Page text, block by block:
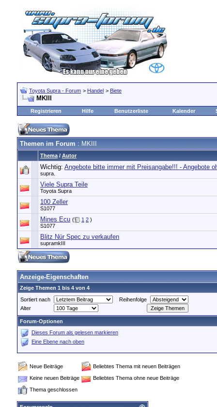
Toyota Supra - Forum > Handel > Biete
MKIII
Registrieren Hilfe Benutzerliste Kalender
Themen im Forum : MKIII
Thema / Autor
Wichtig: Angebote bitte immer mit Preisangabe!!! - Angebote
supra.
Viele Supra Teile
Toyota Supra
100 Zeller
S1077
Mines Ecu ( 1 2 )
S1077
Blitz Nür Spec zu verkaufen
supramkIII
Anzeige-Eigenschaften
Zeige Themen 1 bis 4 von 4
Sortiert nach
Reihenfolge
Alter
Forum-Optionen
Dieses Forum als gelesen markieren
Eine Ebene nach oben
Neue Beiträge
Beliebtes Thema mit neuen Beiträgen
Keine neuen Beiträge
Beliebtes Thema ohne neue Beiträge
Thema geschlossen